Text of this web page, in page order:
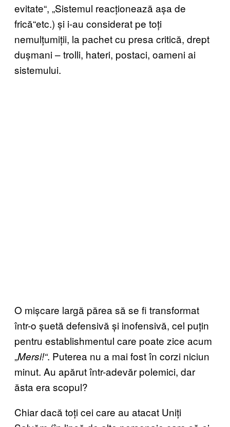
evitate“, „Sistemul reacționează așa de
frică“etc.) și i-au considerat pe toți
nemulțumiții, la pachet cu presa critică, drept
dușmani – trolli, hateri, postaci, oameni ai
sistemului.
O mișcare largă părea să se fi transformat
într-o șuetă defensivă și inofensivă, cel puțin
pentru establishmentul care poate zice acum
„Mersi!“. Puterea nu a mai fost în corzi niciun
minut. Au apărut într-adevăr polemici, dar
ăsta era scopul?
Chiar dacă toți cei care au atacat Uniți